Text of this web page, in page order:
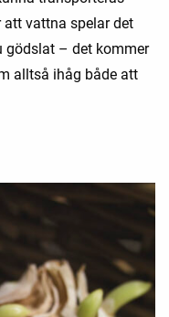
vattna spelar det
gödslat – det kommer
alltså ihåg både att